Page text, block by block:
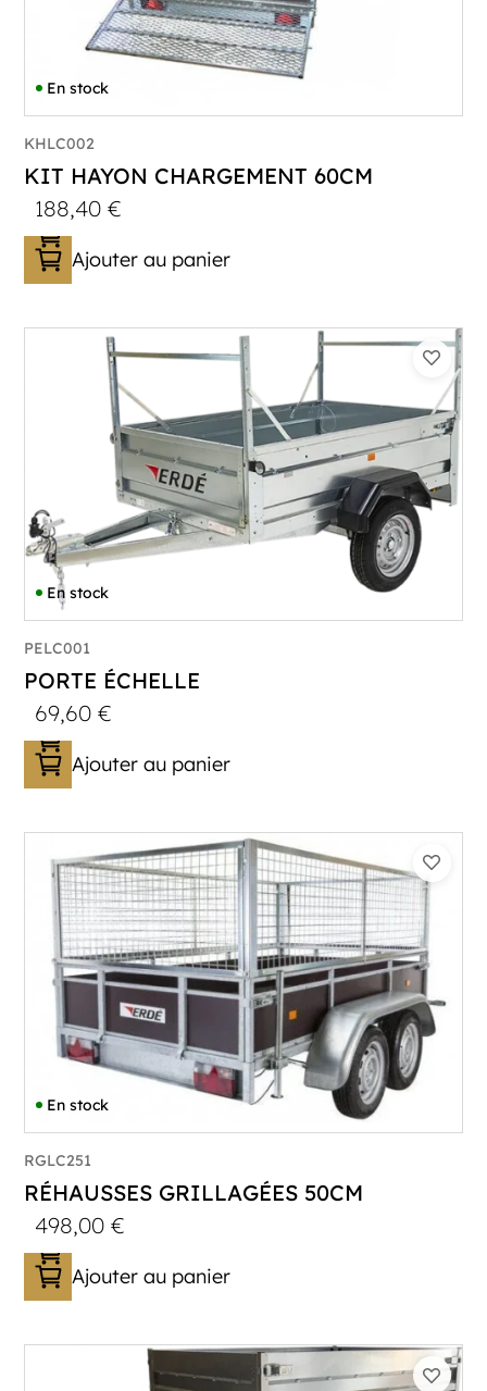
En stock
KHLC002
KIT HAYON CHARGEMENT 60CM
188,40€
Ajouter au panier
En stock
PELC001
PORTE ÉCHELLE
69,60€
Ajouter au panier
En stock
RGLC251
RÉHAUSSES GRILLAGÉES 50CM
498,00€
Ajouter au panier